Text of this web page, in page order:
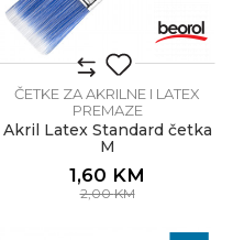
ČETKE ZA AKRILNE I LATEX
PREMAZE
Akril Latex Standard četka
M
1,60 KM
2,00KM